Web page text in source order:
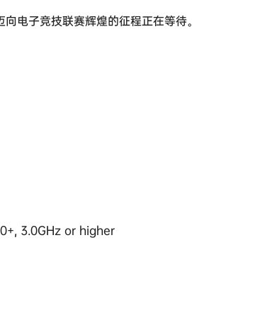
电子竞技联赛辉煌的征程正在等待。
3.0GHz or higher